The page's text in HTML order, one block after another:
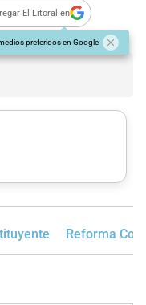
El Litoral en
preferidos en Google
Reforma